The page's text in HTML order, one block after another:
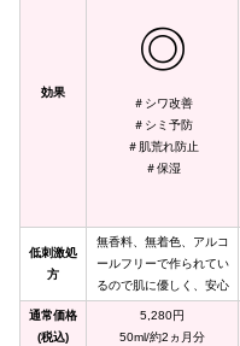
効果
◎
＃シワ改善
＃シミ予防
＃肌荒れ防止
＃保湿
低刺激処
方
無香料、無着色、アルコ
ールフリーで作られてい
るので肌に優しく、安心
通常価格
(税込)
5,280円
50ml/約2ヵ月分